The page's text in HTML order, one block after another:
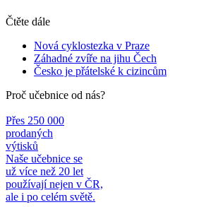
Čtěte dále
Nová cyklostezka v Praze
Záhadné zvíře na jihu Čech
Česko je přátelské k cizincům
Proč učebnice od nás?
Přes 250 000
prodaných
výtisků
Naše učebnice se
už více než 20 let
používají nejen v ČR,
ale i po celém světě.